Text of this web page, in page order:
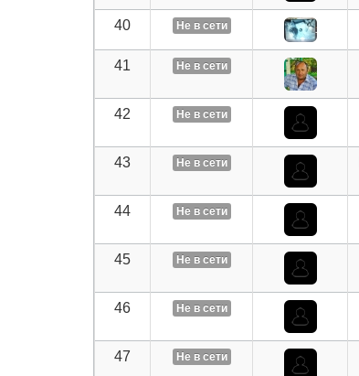
40 Не в сети
41 Не в сети
42 Не в сети
43 Не в сети
44 Не в сети
45 Не в сети
46 Не в сети
47 Не в сети